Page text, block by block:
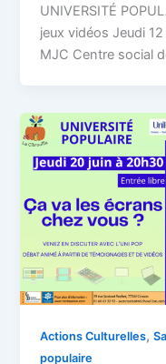
UNIVERSITÉ
jeux vidéos Jeudi
MJC Centre social
Actions Culturelles,
populaire